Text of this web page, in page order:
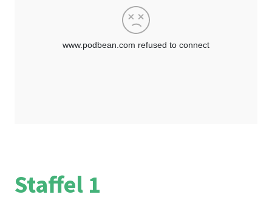
Staffel 1